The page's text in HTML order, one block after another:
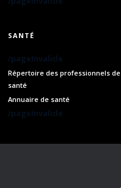
SANTÉ
/pageInvalide
Répertoire des professionnels de
santé
Annuaire de santé
/pageInvalide